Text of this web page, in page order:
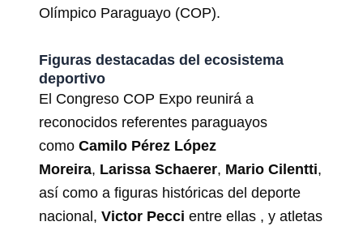
Olímpico Paraguayo (COP).
Figuras destacadas del ecosistema
deportivo
El Congreso COP Expo reunirá a
reconocidos referentes paraguayos
como Camilo Pérez López
Moreira, Larissa Schaerer, Mario Cilentti,
así como a figuras históricas del deporte
nacional, Victor Pecci entre ellas , y atletas